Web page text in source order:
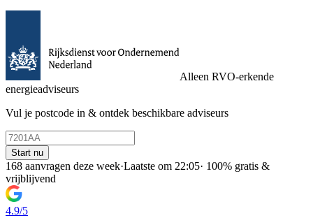
Alleen RVO-erkende
energieadviseurs
Vul je postcode in & ontdek beschikbare adviseurs
Start nu
168 aanvragen deze week·Laatste om 22:05· 100% gratis &
vrijblijvend
4.9/5